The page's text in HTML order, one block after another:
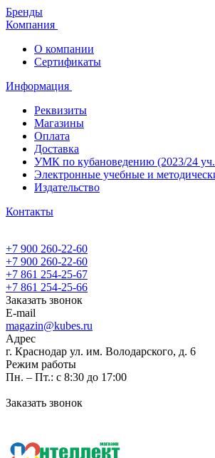
Бренды
Компания
О компании
Сертификаты
Информация
Реквизиты
Магазины
Oплата
Доставка
УМК по кубановедению (2023/24
Электронные учебные и
Издательство
Контакты
+7 900 260-22-60
+7 900 260-22-60
+7 861 254-25-67
+7 861 254-25-66
Заказать звонок
E-mail
magazin@kubes.ru
Адрес
г. Краснодар ул. им. Володарского, д. 6
Режим работы
Пн. – Пт.: с 8:30 до 17:00
Заказать звонок